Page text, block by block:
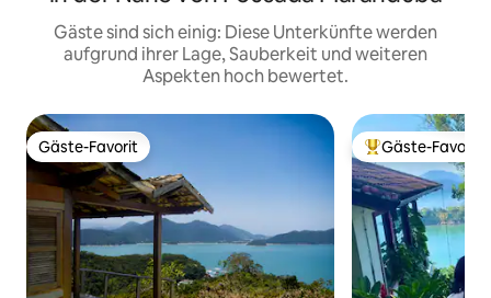
Gäste sind sich einig: Diese Unterkünfte werden
aufgrund ihrer Lage, Sauberkeit und weiteren
Aspekten hoch bewertet.
Gäste-Favorit
Gäste-Favorit Beliebter Gäste-
Gäste-Favorit